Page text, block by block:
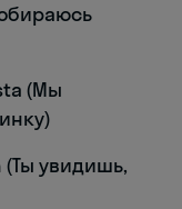
(Мы
(Ты увидишь,